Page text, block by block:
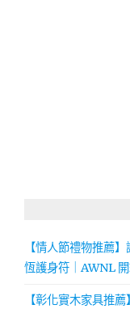
【情人節禮物推薦
恆護身符｜AWNL
【彰化實木家具推